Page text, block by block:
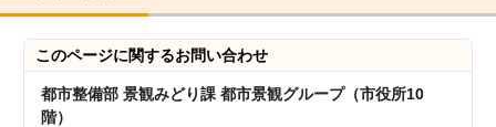
このページに関するお問い合わせ
都市整備部 景観みどり課 都市景観グループ（市役所10
階）